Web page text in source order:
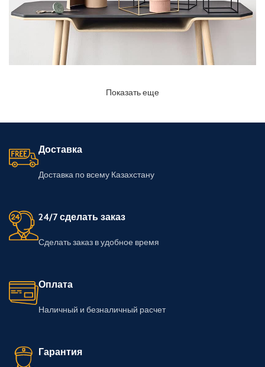
LEO UTEU ULLAMCORPER
Показать еще
Доставка
Доставка по всему Казахстану
24/7 сделать заказ
Сделать заказ в удобное время
Оплата
Наличный и безналичный расчет
Гарантия